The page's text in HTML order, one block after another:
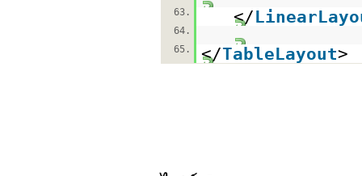
63.
</
64.
65.
</TableLayout>